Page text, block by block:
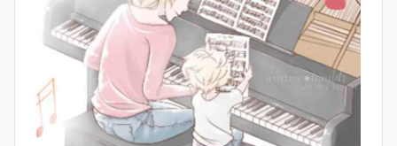
-
а
д
м
н